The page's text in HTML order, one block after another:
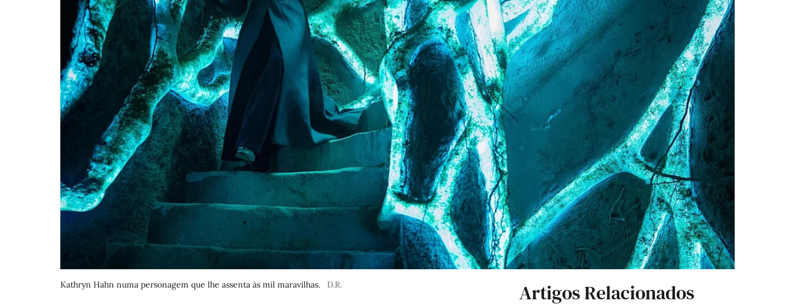
Kathryn Hahn numa personagem que lhe assenta às mil maravilhas. D.R. Artigos Relacionados